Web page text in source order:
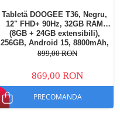
Tabletă DOOGEE T36, Negru,
12" FHD+ 90Hz, 32GB RAM
(8GB + 24GB extensibili),
256GB, Android 15, 8800mAh,
Dual SIM
899,00 RON
869,00 RON
PRECOMANDA